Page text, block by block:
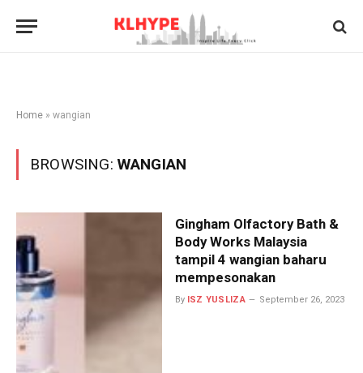
Home » wangian
BROWSING: WANGIAN
Gingham Olfactory Bath &
Body Works Malaysia
tampil 4 wangian baharu
mempesonakan
By ISZ YUSLIZA September 26, 2023